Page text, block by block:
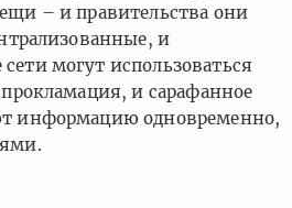
– и правительства они
и
могут использоваться
и сарафанное
информацию одновременно,